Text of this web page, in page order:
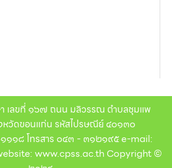
เลขที่ ๑๖๗ ถนน มลิวรรณ ตำบลชุมแพ
หวัดขอนแก่น รหัสไปรษณีย์ ๔๐๑๓๐
๑๑๘ โทรสาร ๐๔๓ - ๓๑๒๑๙๕ e-mail:
www.cpss.ac.th Copyright ©